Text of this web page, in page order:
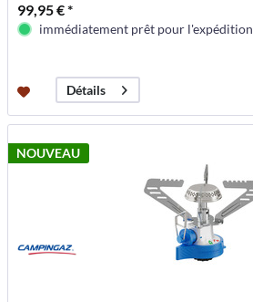
99,95 € *
immédiatement prêt pour l'expédition
Détails
NOUVEAU